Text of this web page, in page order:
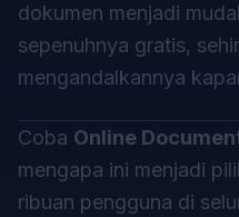
dokumen menjadi
sepenuhnya gratis,
mengandalkannya
Coba Online
mengapa ini menjadi
ribuan pengguna di